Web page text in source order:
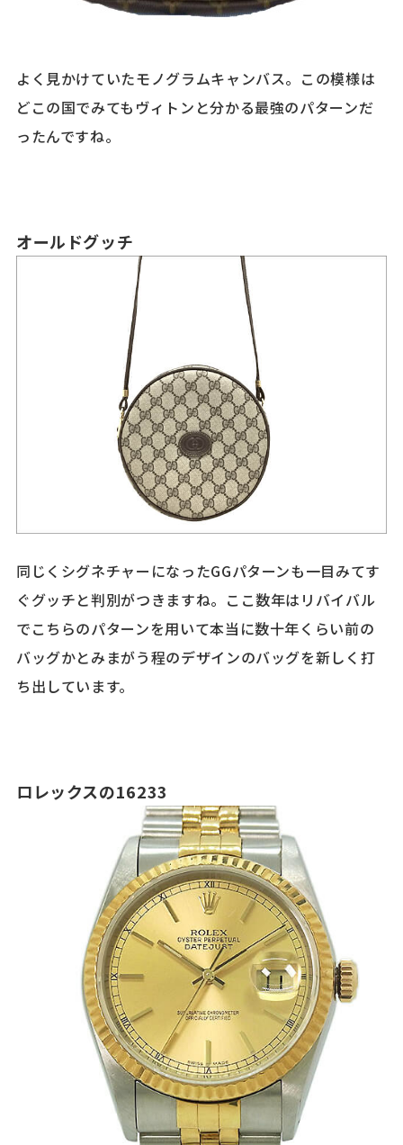
よく見かけていたモノグラムキャンバス。この模様は
どこの国でみてもヴィトンと分かる最強のパターンだ
ったんですね。
オールドグッチ
同じくシグネチャーになったGGパターンも一目みてす
ぐグッチと判別がつきますね。ここ数年はリバイバル
でこちらのパターンを用いて本当に数十年くらい前の
バッグかとみまがう程のデザインのバッグを新しく打
ち出しています。
ロレックスの16233